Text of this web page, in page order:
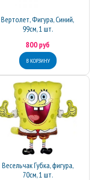
Вертолет, Фигура, Синий,
99см, 1 шт.
800 руб
Весельчак Губка, фигура,
70см, 1 шт.